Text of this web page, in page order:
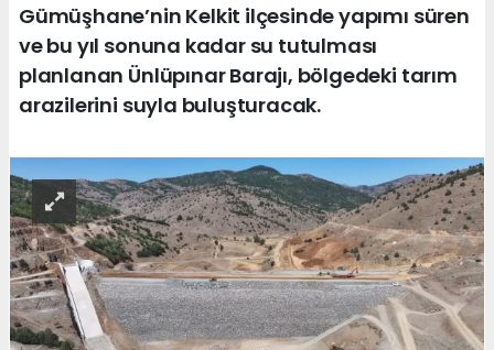
Gümüşhane’nin Kelkit ilçesinde yapımı süren
ve bu yıl sonuna kadar su tutulması
planlanan Ünlüpınar Barajı, bölgedeki tarım
arazilerini suyla buluşturacak.